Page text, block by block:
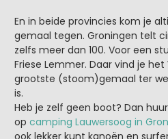
En in beide provincies kom je
gemaal tegen. Groningen telt
zelfs meer dan 100. Voor een
Friese Lemmer. Daar vind je
grootste (stoom)gemaal ter
is.
Heb je zelf geen boot? Dan
op camping Lauwersoog in
ook lekker kunt kanoën en